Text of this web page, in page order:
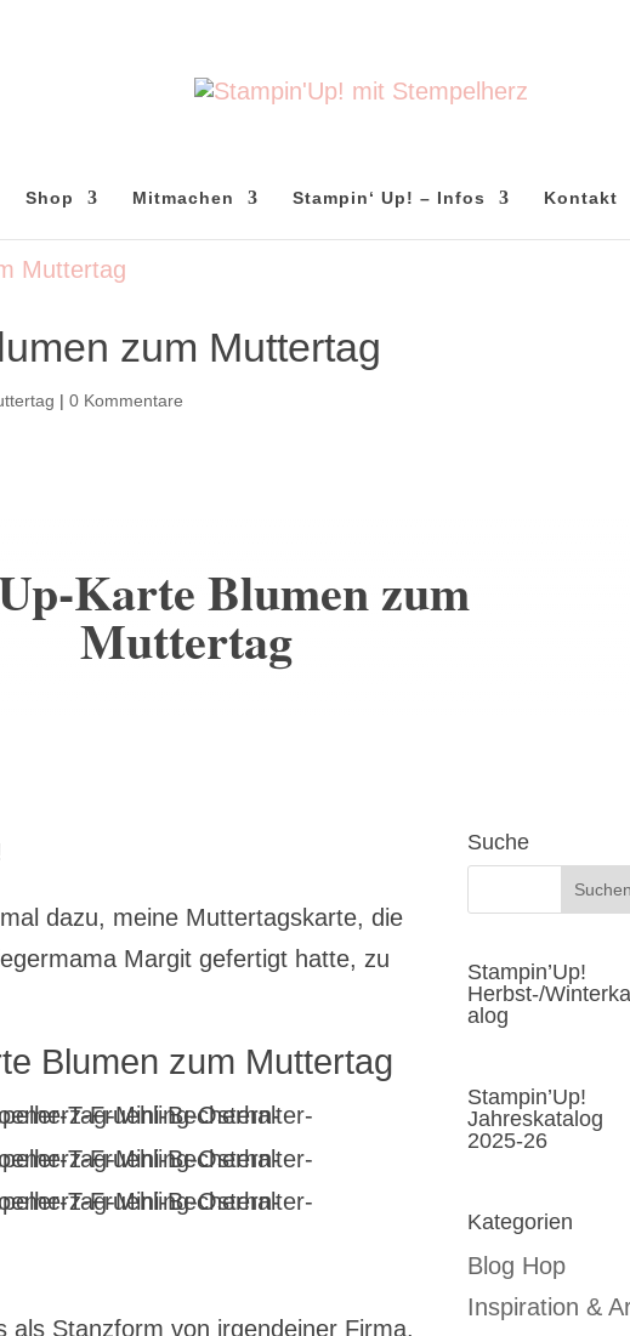
Shop Mitmachen Stampin‘ Up! – Infos Kontakt
zum Muttertag
|0 Kommentare
Karte Blumen zum
Muttertag
dazu, meine Muttertagskarte, die
Margit gefertigt hatte, zu
Blumen zum Muttertag
als Stanzform von irgendeiner Firma.
Suche
Stampin’Up!
Herbst-/
alog
Stampin’Up!
Jahreskatalog
2025-26
Kategorien
Blog Hop
Inspiration &